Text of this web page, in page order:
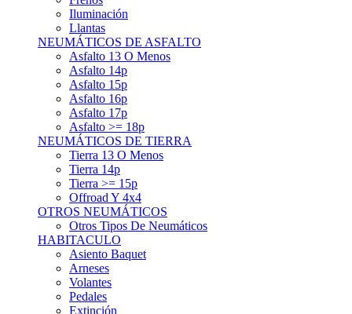
Iluminación
Llantas
NEUMÁTICOS DE ASFALTO
Asfalto 13 O Menos
Asfalto 14p
Asfalto 15p
Asfalto 16p
Asfalto 17p
Asfalto >= 18p
NEUMÁTICOS DE TIERRA
Tierra 13 O Menos
Tierra 14p
Tierra >= 15p
Offroad Y 4x4
OTROS NEUMÁTICOS
Otros Tipos De Neumáticos
HABITACULO
Asiento Baquet
Arneses
Volantes
Pedales
Extinción